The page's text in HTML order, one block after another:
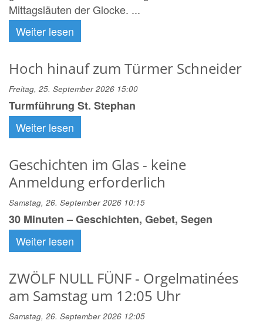
Mittagsläuten der Glocke. ...
Weiter lesen
Hoch hinauf zum Türmer Schneider
Freitag, 25. September 2026 15:00
Turmführung St. Stephan
Weiter lesen
Geschichten im Glas - keine
Anmeldung erforderlich
Samstag, 26. September 2026 10:15
30 Minuten – Geschichten, Gebet, Segen
Weiter lesen
ZWÖLF NULL FÜNF - Orgelmatinées
am Samstag um 12:05 Uhr
Samstag, 26. September 2026 12:05